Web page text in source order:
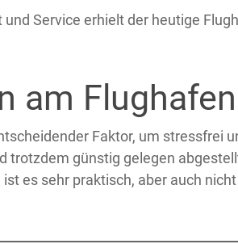
und Service erhielt der heutige
am
Faktor, um stressfrei
trotzdem günstig gelegen
es sehr praktisch, aber auch